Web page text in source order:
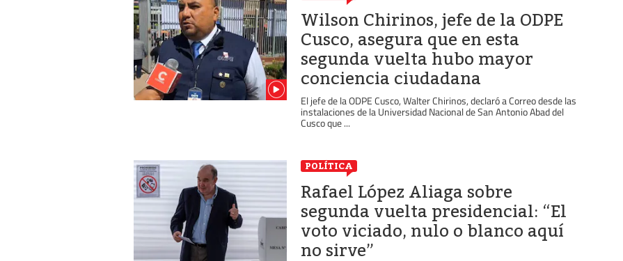
Wilson Chirinos, jefe de la ODPE
Cusco, asegura que en esta
segunda vuelta hubo mayor
conciencia ciudadana
El jefe de la ODPE Cusco, Walter Chirinos, declaró a Correo desde las
instalaciones de la Universidad Nacional de San Antonio Abad del
Cusco que ...
POLÍTICA
Rafael López Aliaga sobre
segunda vuelta presidencial: “El
voto viciado, nulo o blanco aquí
no sirve”